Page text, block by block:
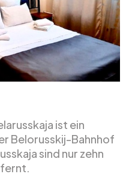
ist ein
Belorusskij-Bahnhof
sind nur zehn